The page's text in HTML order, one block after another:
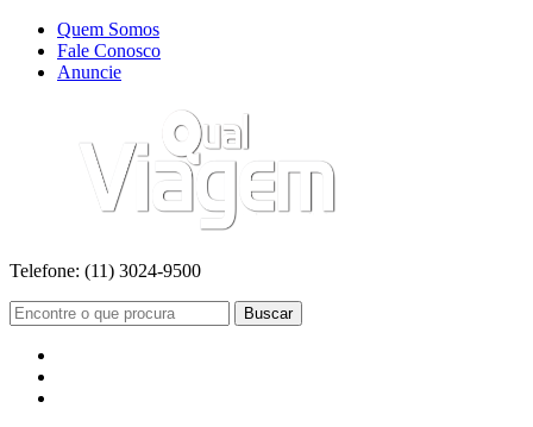
Quem Somos
Fale Conosco
Anuncie
Telefone: (11) 3024-9500
Buscar